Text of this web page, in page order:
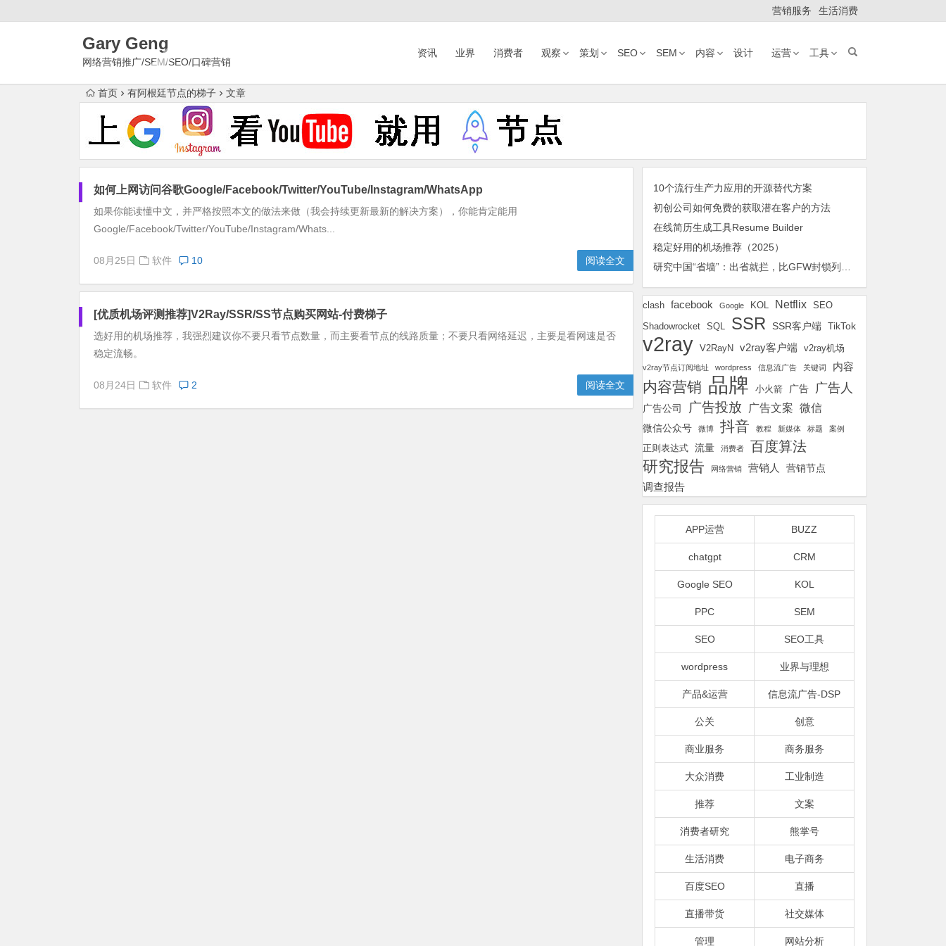
营销服务 生活消费
Gary Geng
网络营销推广/SEM/SEO/口碑营销
资讯 业界 消费者 观察 策划 SEO SEM 内容 设计 运营 工具
首页 有阿根廷节点的梯子 文章
如何上网访问谷歌Google/Facebook/Twitter/YouTube/Instagram/WhatsApp
如果你能读懂中文，并严格按照本文的做法来做（我会持续更新最新的解决方案），你能肯定能用
Google/Facebook/Twitter/YouTube/Instagram/Whats...
08月25日 软件 10 阅读全文
[优质机场评测推荐]V2Ray/SSR/SS节点购买网站-付费梯子
选好用的机场推荐，我强烈建议你不要只看节点数量，而主要看节点的线路质量；不要只看网络延迟，主要是看网速是否
稳定流畅。
08月24日 软件 2 阅读全文
10个流行生产力应用的开源替代方案
初创公司如何免费的获取潜在客户的方法
在线简历生成工具Resume Builder
稳定好用的机场推荐（2025）
clash facebook Google KOL Netflix
SEO
Shadowrocket
SQL SSR SSR客户端 TikTok
v2ray V2RayN v2ray客户端 v2ray机场
v2ray节点订阅地址 wordpress 信息流广告 关键词 内容
内容营销 品牌 小火箭 广告 广告人
广告公司 广告投放 广告文案 微信
微信公众号 微博 抖音 教程 新媒体 标题 案例
正则表达式 流量 消费者 百度算法
研究报告 网络营销 营销人 营销节点
调查报告
APP运营 BUZZ
chatgpt CRM
Google SEO KOL
PPC SEM
SEO SEO工具
wordpress 业界与理想
产品&运营 信息流广告-DSP
公关 创意
商业服务 商务服务
大众消费 工业制造
推荐 文案
消费者研究 熊掌号
生活消费 电子商务
百度SEO 直播
直播带货 社交媒体
管理 网站分析